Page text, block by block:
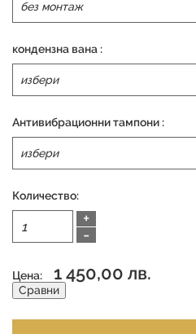
кондензна вана :
Антивибрационни тампони :
Количество:
+
-
Цена: 1 450,00 лв.
Сравни